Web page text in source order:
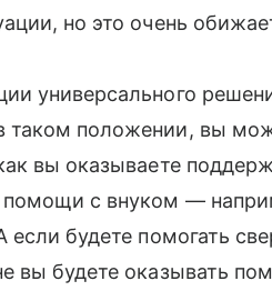
но это очень
универсального
таком положении, вы
вы оказываете
помощи с внуком —
если будете помогать
вы будете оказывать